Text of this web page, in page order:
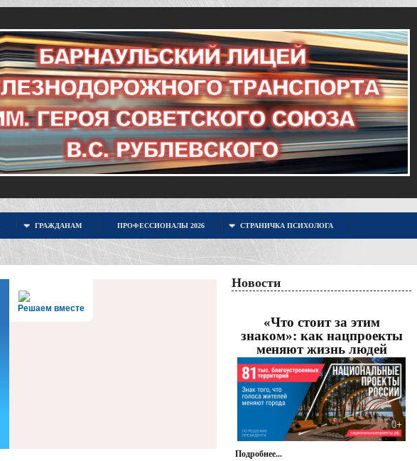
ГРАЖДАНАМ ПРОФЕССИОНАЛЫ 2026 СТРАНИЧКА ПСИХОЛОГА
Решаем вместе
Новости
«Что стоит за этим
знаком»: как нацпроекты
меняют жизнь людей
Подробнее...